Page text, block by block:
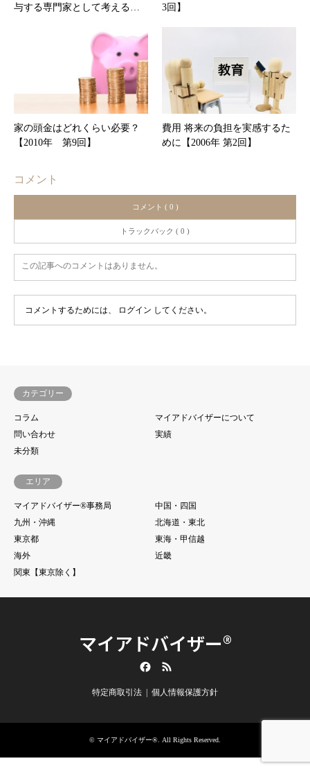
与する専門家として考える…
3回】
家の頭金はどれくらい必要？
【2010年 第9回】
費用 将来の負担を実感するた
めに【2006年 第2回】
コメント
コメント ( 0 )
トラックバック ( 0 )
この記事へのコメントはありません。
コメントするためには、 ログイン してください。
カテゴリー
コラム
マイアドバイザーについて
問い合わせ
実績
未分類
エリア
マイアドバイザー®事務局
中国・四国
九州・沖縄
北海道・東北
東京都
東海・甲信越
海外
近畿
関東【東京除く】
マイアドバイザー®
特定商取引法 個人情報保護方針
© マイアドバイザー® . All Rights Reserved.